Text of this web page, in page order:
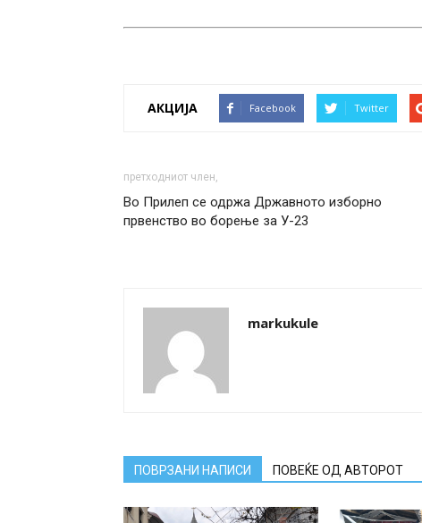
АКЦИЈА Facebook Twitter
претходниот член,
Во Прилеп се одржа Државното изборно
првенство во борење за У-23
markukule
ПОВРЗАНИ НАПИСИ ПОВЕЌЕ ОД АВТОРОТ